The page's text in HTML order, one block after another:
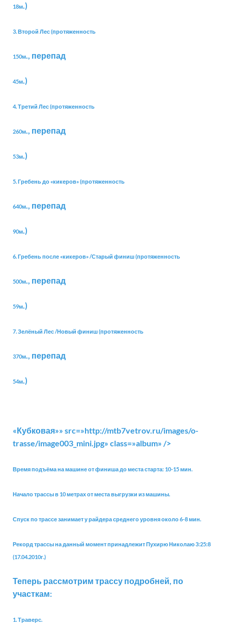
18м.)
3. Второй Лес (протяженность
150м., перепад
45м.)
4. Третий Лес (протяженность
260м., перепад
53м.)
5. Гребень до «кикеров» (протяженность
640м., перепад
90м.)
6. Гребень после «кикеров» /Старый финиш (протяженность
500м., перепад
59м.)
7. Зелёный Лес /Новый финиш (протяженность
370м., перепад
54м.)
«Кубковая»» src=»http://mtb7vetrov.ru/images/o-
trasse/image003_mini.jpg» class=»album» />
Время подъёма на машине от финиша до места старта: 10-15 мин.
Начало трассы в 10 метрах от места выгрузки из машины.
Спуск по трассе занимает у райдера среднего уровня около 6-8 мин.
Рекорд трассы на данный момент принадлежит Пухирю Николаю 3:25:8
(17.04.2010г.)
Теперь рассмотрим трассу подробней, по
участкам:
1. Траверс.